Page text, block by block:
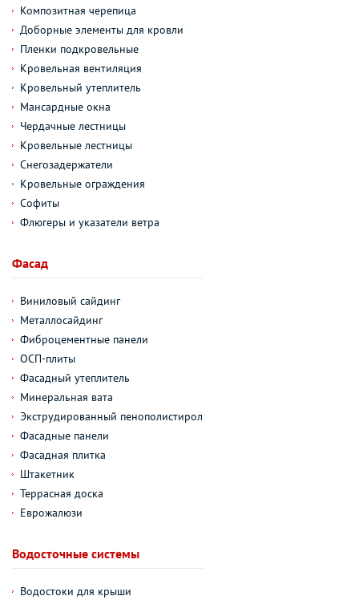
Композитная черепица
Доборные элементы для кровли
Пленки подкровельные
Кровельная вентиляция
Кровельный утеплитель
Мансардные окна
Чердачные лестницы
Кровельные лестницы
Снегозадержатели
Кровельные ограждения
Софиты
Флюгеры и указатели ветра
Фасад
Виниловый сайдинг
Металлосайдинг
Фиброцементные панели
ОСП-плиты
Фасадный утеплитель
Минеральная вата
Экструдированный пенополистирол
Фасадные панели
Фасадная плитка
Штакетник
Террасная доска
Еврожалюзи
Водосточные системы
Водостоки для крыши